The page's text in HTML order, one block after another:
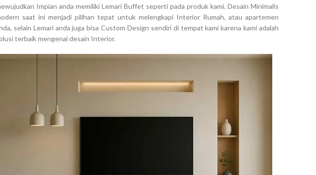
Impian anda memiliki Lemari Buffet seperti pada produk kami. Desain Minimalis
saat ini menjadi pilihan tepat untuk melengkapi Interior Rumah, atau apartemen
selain Lemari anda juga bisa Custom Design sendiri di tempat kami karena kami adalah
terbaik mengenai desain Interior.